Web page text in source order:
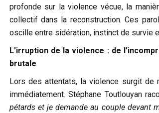
profonde sur la violence vécue, la
collectif dans la reconstruction. Ces
oscille entre sidération, instinct de survie
L’irruption de la violence : de
brutale
Lors des attentats, la violence surgit de
immédiatement. Stéphane Toutlouyan
pétards et je demande au couple devant